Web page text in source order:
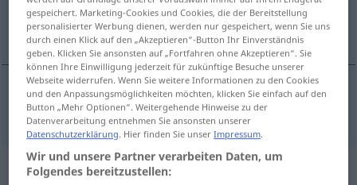
chaotyczny
chaotyczny chaotisch
Synonyme für "chaotisch"
gespeichert. Marketing-Cookies und Cookies, die der Bereitstellung
personalisierter Werbung dienen, werden nur gespeichert, wenn Sie uns
durch einen Klick auf den „Akzeptieren“-Button Ihr Einverständnis
geben. Klicken Sie ansonsten auf „Fortfahren ohne Akzeptieren“. Sie
können Ihre Einwilligung jederzeit für zukünftige Besuche unserer
Webseite widerrufen. Wenn Sie weitere Informationen zu den Cookies
und den Anpassungsmöglichkeiten möchten, klicken Sie einfach auf den
Button „Mehr Optionen“. Weitergehende Hinweise zu der
Datenverarbeitung entnehmen Sie ansonsten unserer
Datenschutzerklärung. Hier finden Sie unserImpressum.
Wir und unsere Partner verarbeiten Daten, um
Folgendes bereitzustellen: